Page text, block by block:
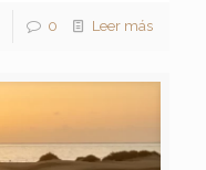
0 Leer más